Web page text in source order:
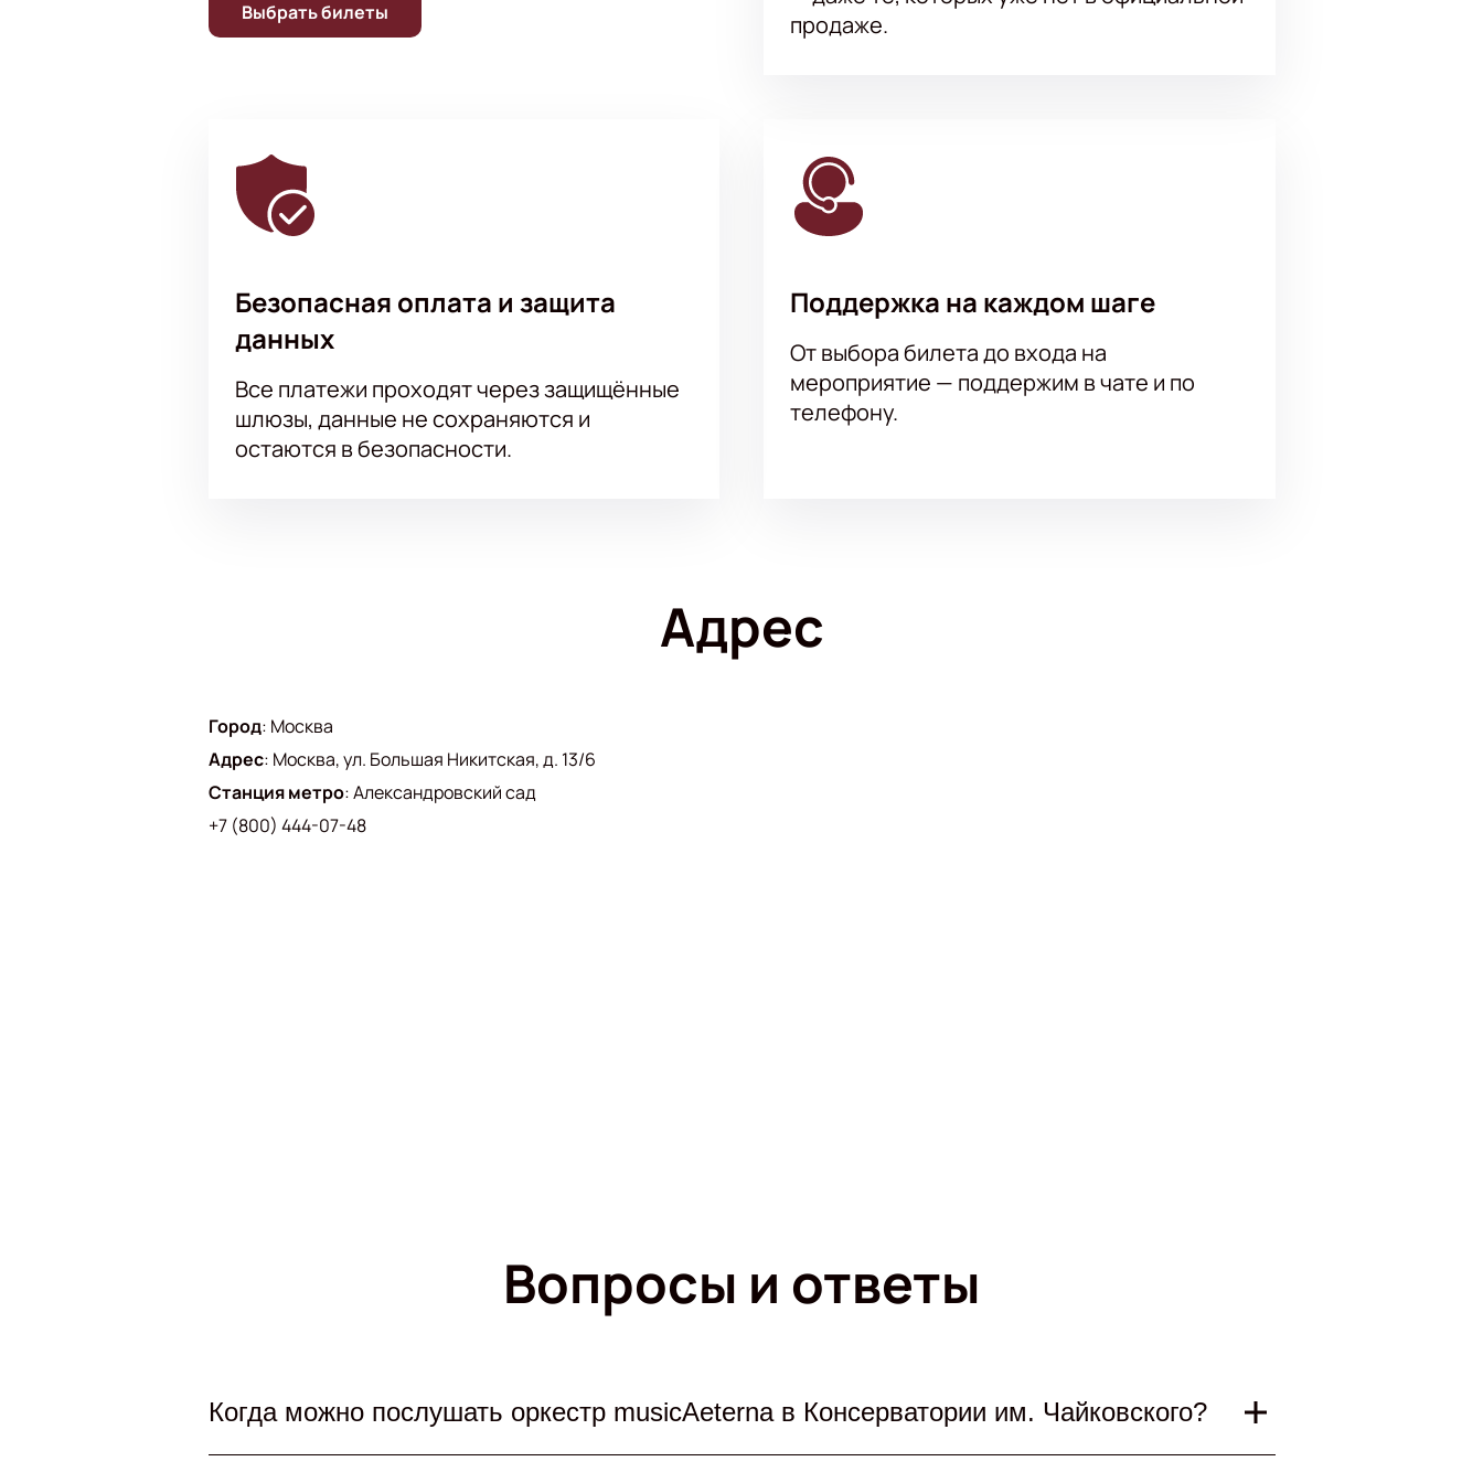
Выбрать билеты
продаже.
Безопасная оплата и защита
данных
Все платежи проходят через защищённые
шлюзы, данные не сохраняются и
остаются в безопасности.
Поддержка на каждом шаге
От выбора билета до входа на
мероприятие — поддержим в чате и по
телефону.
Адрес
Город: Москва
Адрес: Москва, ул. Большая Никитская, д. 13/6
Станция метро:Александровский сад
+7 (800) 444-07-48
Вопросы и ответы
Когда можно послушать оркестр musicAeterna в Консерватории им. Чайковского?
Концерты оркестра musicAeterna под руководством Теодора Курентзиса состоятся с 28 декабря